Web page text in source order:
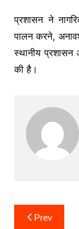
प्रशासन ने
पालन करने,
स्थानीय
की है।
PostPrev